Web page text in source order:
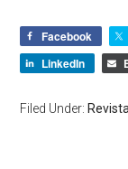
Facebook
LinkedIn
Filed Under: